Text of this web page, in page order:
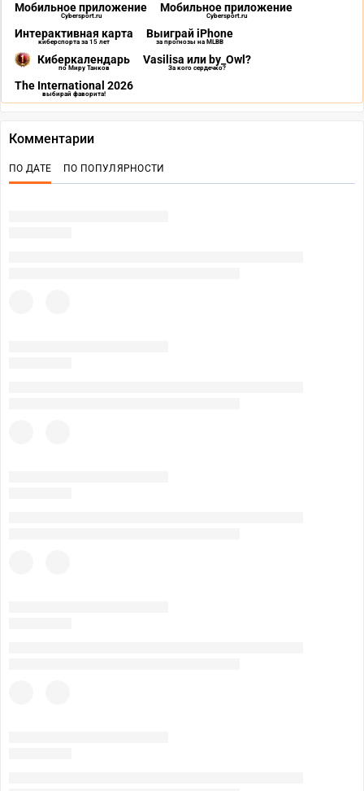
Мобильное приложение
Cybersport.ru
Мобильное приложение
Cybersport.ru
Интерактивная карта
киберспорта за 15 лет
Выиграй iPhone
за прогнозы на MLBB
Киберкалендарь
по Миру Танков
Vasilisa или by_Owl?
За кого сердечко?
The International 2026
выбирай фаворита!
Комментарии
ПО ДАТЕ ПО ПОПУЛЯРНОСТИ